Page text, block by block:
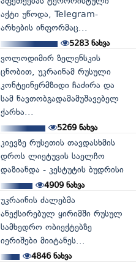
აქტი უწოდა, Telegram-
არხების ინფორმაც...
5283 ნახვა
ვოლოდიმირ ზელენსკის
ცნობით, უკრაინამ რუსული
კონტეინერმზიდი ჩაძირა და
სამ ნავთობგადამამუშავებელ
ქარხა...
5269ნახვა
კიევზე რუსეთის თავდასხმის
დროს ლიეტუვის საელჩო
დაზიანდა - კესტუტის ბუდრისი
4909ნახვა
უკრაინის ძალებმა
ანექსირებულ ყირიმში რუსულ
სამხედრო ობიექტებზე
იერიშები მიიტანეს...
4846ნახვა